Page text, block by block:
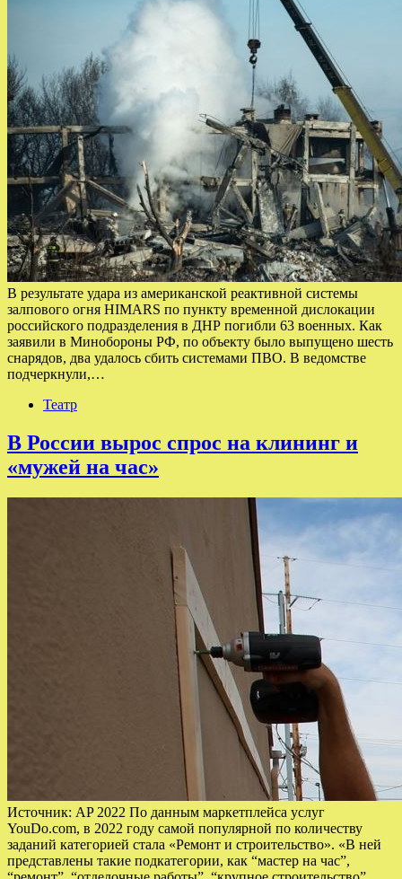
В результате удара из американской реактивной системы
залпового огня HIMARS по пункту временной дислокации
российского подразделения в ДНР погибли 63 военных. Как
заявили в Минобороны РФ, по объекту было выпущено шесть
снарядов, два удалось сбить системами ПВО. В ведомстве
подчеркнули,…
Театр
В России вырос спрос на клининг и
«мужей на час»
Источник: AP 2022 По данным маркетплейса услуг
YouDo.com, в 2022 году самой популярной по количеству
заданий категорией стала «Ремонт и строительство». «В ней
представлены такие подкатегории, как “мастер на час”,